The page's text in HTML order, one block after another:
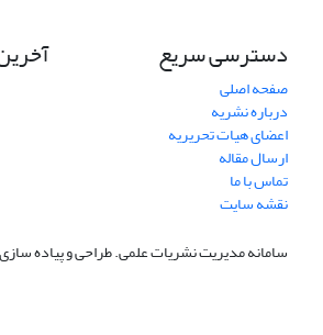
دسترسی سریع
صفحه اصلی
درباره نشریه
اعضای هیات تحریریه
ارسال مقاله
تماس با ما
نقشه سایت
سامانه مدیریت نشریات علمی.طراحی و پیاده